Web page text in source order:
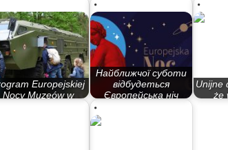
Europejskiej
Nocy Muzeów w
Найближчої суботи
відбудеться
Європейська ніч
Unijne
że